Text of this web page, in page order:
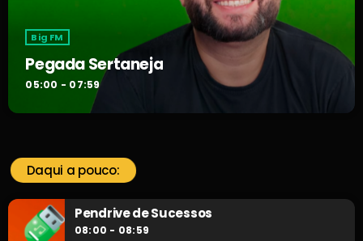
Big FM
Pegada Sertaneja
05:00 - 07:59
Daqui a pouco:
Pendrive de Sucessos
08:00 - 08:59